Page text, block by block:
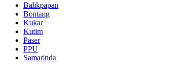
Balikpapan
Bontang
Kukar
Kutim
Paser
PPU
Samarinda